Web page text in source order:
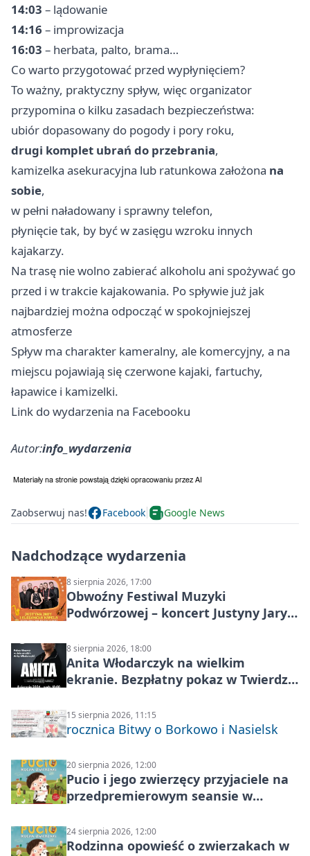
14:03 – lądowanie
14:16 – improwizacja
16:03 – herbata, palto, brama…
Co warto przygotować przed wypłynięciem?
To ważny, praktyczny spływ, więc organizator
przypomina o kilku zasadach bezpieczeństwa:
ubiór dopasowany do pogody i pory roku,
drugi komplet ubrań do przebrania,
kamizelka asekuracyjna lub ratunkowa założona na
sobie,
w pełni naładowany i sprawny telefon,
płynięcie tak, by być w zasięgu wzroku innych
kajakarzy.
Na trasę nie wolno zabierać alkoholu ani spożywać go
przed i w trakcie kajakowania. Po spływie już jak
najbardziej można odpocząć w spokojniejszej
atmosferze
Spływ ma charakter kameralny, ale komercyjny, a na
miejscu pojawiają się czerwone kajaki, fartuchy,
łapawice i kamizelki.
Link do wydarzenia na Facebooku
Autor:info_wydarzenia
Zaobserwuj nas! Facebook Google News
Nadchodzące wydarzenia
8 sierpnia 2026, 17:00
Obwoźny Festiwal Muzyki
Podwórzowej – koncert Justyny Jary i
8 sierpnia 2026, 18:00
Anita Włodarczyk na wielkim
ekranie. Bezpłatny pokaz w Twierdzy
15 sierpnia 2026, 11:15
rocznica Bitwy o Borkowo i Nasielsk
20 sierpnia 2026, 12:00
Pucio i jego zwierzęcy przyjaciele na
przedpremierowym seansie w
24 sierpnia 2026, 12:00
Rodzinna opowieść o zwierzakach w